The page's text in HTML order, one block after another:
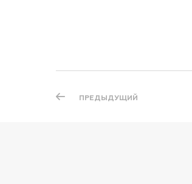
ПРЕДЫДУЩИЙ